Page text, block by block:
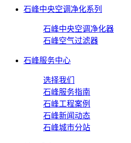
石峰中央空调净化系列
石峰中央空调净化器
石峰空气过滤器
石峰服务中心
选择我们
石峰服务指南
石峰工程案例
石峰新闻动态
石峰城市分站